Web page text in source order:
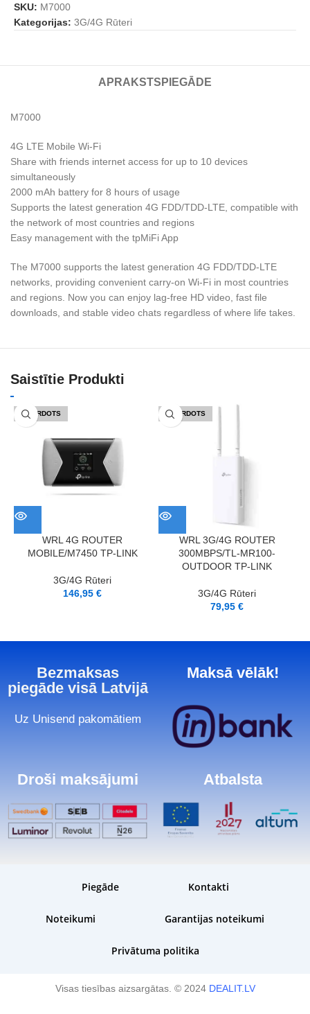
SKU: M7000
Kategorijas: 3G/4G Rūteri
APRAKSTS PIEGĀDE
M7000
4G LTE Mobile Wi-Fi
Share with friends internet access for up to 10 devices
simultaneously
2000 mAh battery for 8 hours of usage
Supports the latest generation 4G FDD/TDD-LTE, compatible with
the network of most countries and regions
Easy management with the tpMiFi App
The M7000 supports the latest generation 4G FDD/TDD-LTE
networks, providing convenient carry-on Wi-Fi in most countries
and regions. Now you can enjoy lag-free HD video, fast file
downloads, and stable video chats regardless of where life takes.
Saistītie Produkti
IZPĀRDOTS
WRL 4G ROUTER
MOBILE/M7450 TP-LINK
3G/4G Rūteri
146,95€
IZPĀRDOTS
WRL 3G/4G ROUTER
300MBPS/TL-MR100-
OUTDOOR TP-LINK
3G/4G Rūteri
79,95€
Bezmaksas
piegāde visā Latvijā
Uz Unisend pakomātiem
Maksā vēlāk!
Droši maksājumi Atbalsta
Piegāde Kontakti
Noteikumi Garantijas noteikumi
Privātuma politika
Visas tiesības aizsargātas. © 2024 DEALIT.LV